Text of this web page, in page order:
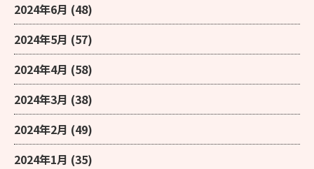
2024年6月 (48)
2024年5月 (57)
2024年4月 (58)
2024年3月 (38)
2024年2月 (49)
2024年1月 (35)